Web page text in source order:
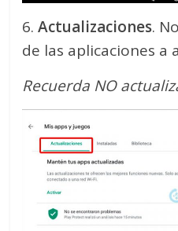
6.Actualizaciones.
de las aplicaciones a
Recuerda NO